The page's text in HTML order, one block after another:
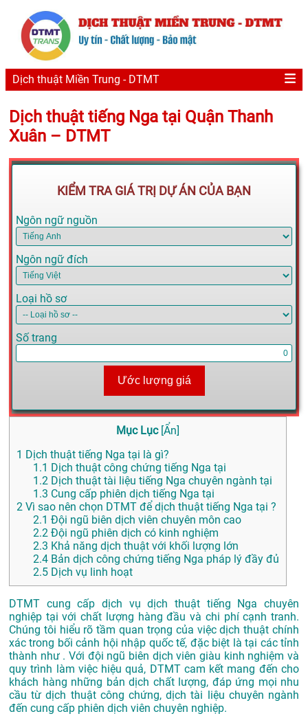
Dịch thuật Miền Trung - DTMT
Dịch thuật tiếng Nga tại Quận Thanh
Xuân – DTMT
KIỂM TRA GIÁ TRỊ DỰ ÁN CỦA BẠN
Ngôn ngữ nguồn
Ngôn ngữ đích
Loại hồ sơ
Số trang
Ước lượng giá
Mục Lục [Ẩn]
1 Dịch thuật tiếng Nga tại là gì?
1.1 Dịch thuật công chứng tiếng Nga tại
1.2 Dịch thuật tài liệu tiếng Nga chuyên ngành tại
1.3 Cung cấp phiên dịch tiếng Nga tại
2 Vì sao nên chọn DTMT để dịch thuật tiếng Nga tại ?
2.1 Đội ngũ biên dịch viên chuyên môn cao
2.2 Đội ngũ phiên dịch có kinh nghiệm
2.3 Khả năng dịch thuật với khối lượng lớn
2.4 Bản dịch công chứng tiếng Nga pháp lý đầy đủ
2.5 Dịch vụ linh hoạt
DTMT cung cấp dịch vụ dịch thuật tiếng Nga chuyên
nghiệp tại với chất lượng hàng đầu và chi phí cạnh tranh.
Chúng tôi hiểu rõ tầm quan trọng của việc dịch thuật chính
xác trong bối cảnh hội nhập quốc tế, đặc biệt là tại các tỉnh
thành như . Với đội ngũ biên dịch viên giàu kinh nghiệm và
quy trình làm việc hiệu quả, DTMT cam kết mang đến cho
khách hàng những bản dịch chất lượng, đáp ứng mọi nhu
cầu từ dịch thuật công chứng, dịch tài liệu chuyên ngành
đến cung cấp phiên dịch viên chuyên nghiệp.